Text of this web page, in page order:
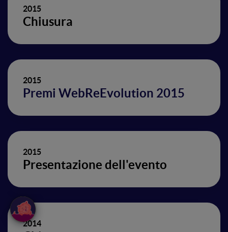
2015
Chiusura
2015
Premi WebReEvolution 2015
2015
Presentazione dell'evento
2014